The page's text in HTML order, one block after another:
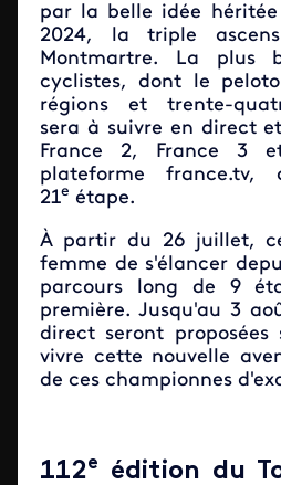
par la belle idée héritée
2024, la triple
Montmartre. La plus
cyclistes, dont le
régions et trente-
sera à suivre en direct
France 2, France 3
plateforme
21e étape.
À partir du 26 juillet,
femme de s'élancer
parcours long de 9
première. Jusqu'au 3
direct seront proposées
vivre cette nouvelle
de ces championnes
112e
édition du